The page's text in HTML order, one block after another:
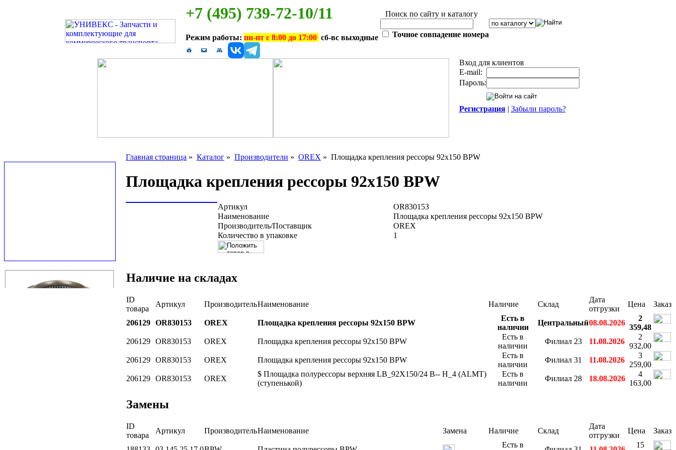
+7 (495) 739-72-10/11
Режим работы: пн-пт с 8:00 до 17:00 сб-вс выходные
Поиск по сайту и каталогу
Точное совпадение номера
Вход для клиентов
E-mail:
Пароль:
Регистрация| Забыли пароль?
Главная страница » Каталог » Производители » OREX » Площадка крепления рессоры 92х150 BPW
Площадка крепления рессоры 92х150 BPW
Артикул
OR830153
Наименование
Площадка крепления рессоры 92х150 BPW
Производитель/Поставщик
OREX
Количество в упаковке
1
Наличие на складах
ID
товара
Артикул ПроизводительНаименование Наличие Склад
Дата
отгрузки
Цена Заказ
206129 OR830153 OREX Площадка крепления рессоры 92х150 BPW
Есть в
наличии
Центральный08.08.2026
2
359,48
206129 OR830153 OREX Площадка крепления рессоры 92х150 BPW
Есть в
наличии
Филиал 23 11.08.2026
2
932,00
206129 OR830153 OREX Площадка крепления рессоры 92х150 BPW
Есть в
наличии
Филиал 31 11.08.2026
3
259,00
206129 OR830153 OREX
$ Площадка полурессоры верхняя LB_92X150/24 B-- H_4 (ALMT)
(ступенькой)
Есть в
наличии
Филиал 28 18.08.2026
4
163,00
Замены
ID
товара
Артикул ПроизводительНаименование Замена Наличие Склад
Дата
отгрузки
Цена Заказ
Есть в
15